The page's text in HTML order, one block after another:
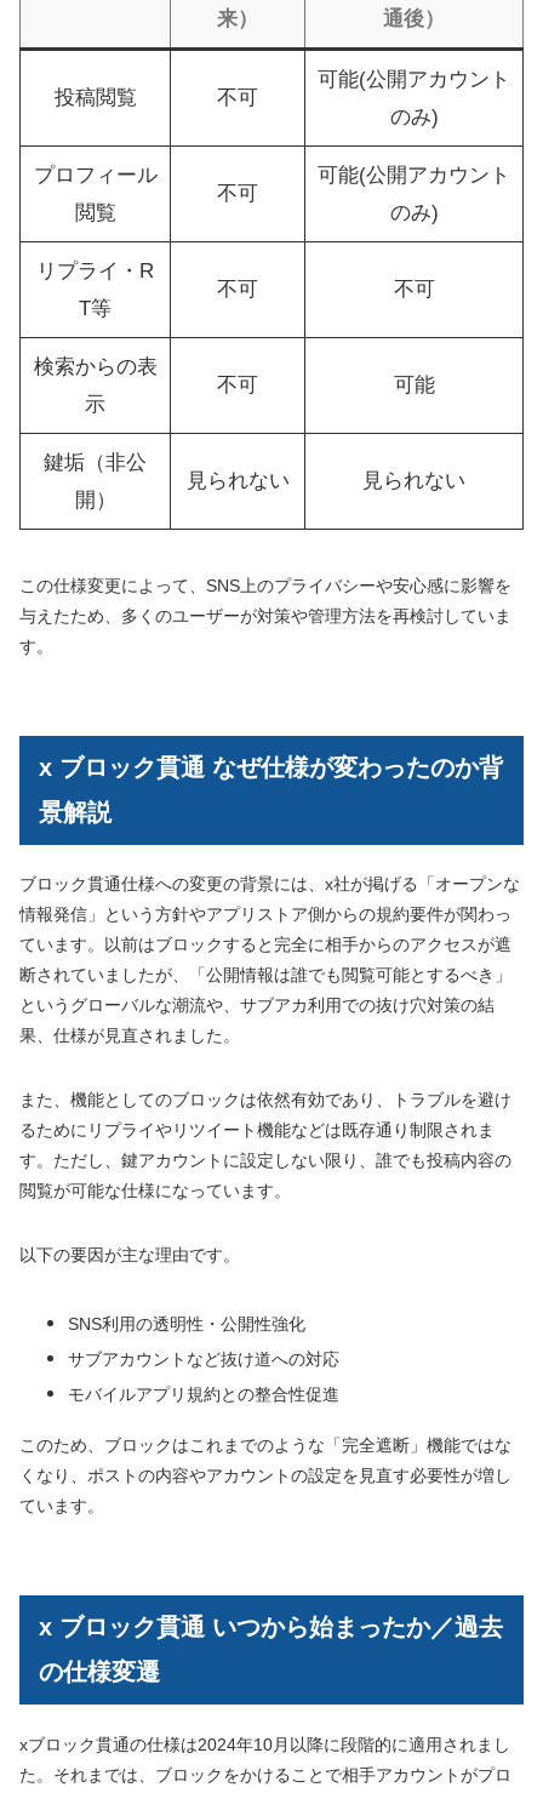
来） 通後）
投稿閲覧 不可
可能(公開アカウント
のみ)
プロフィール
閲覧
不可
可能(公開アカウント
のみ)
リプライ・R
T等
不可 不可
検索からの表
示
不可 可能
鍵垢（非公
開）
見られない 見られない
この仕様変更によって、SNS上のプライバシーや安心感に影響を
与えたため、多くのユーザーが対策や管理方法を再検討していま
す。
x ブロック貫通 なぜ仕様が変わったのか背
景解説
ブロック貫通仕様への変更の背景には、x社が掲げる「オープンな
情報発信」という方針やアプリストア側からの規約要件が関わっ
ています。以前はブロックすると完全に相手からのアクセスが遮
断されていましたが、「公開情報は誰でも閲覧可能とするべき」
というグローバルな潮流や、サブアカ利用での抜け穴対策の結
果、仕様が見直されました。
また、機能としてのブロックは依然有効であり、トラブルを避け
るためにリプライやリツイート機能などは既存通り制限されま
す。ただし、鍵アカウントに設定しない限り、誰でも投稿内容の
閲覧が可能な仕様になっています。
以下の要因が主な理由です。
SNS利用の透明性・公開性強化
サブアカウントなど抜け道への対応
モバイルアプリ規約との整合性促進
このため、ブロックはこれまでのような「完全遮断」機能ではな
くなり、ポストの内容やアカウントの設定を見直す必要性が増し
ています。
x ブロック貫通 いつから始まったか／過去
の仕様変遷
xブロック貫通の仕様は2024年10月以降に段階的に適用されまし
た。それまでは、ブロックをかけることで相手アカウントがプロ